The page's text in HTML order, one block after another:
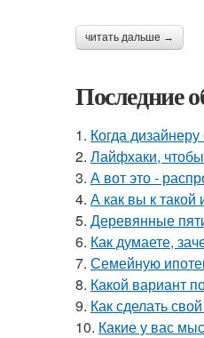
читать дальше →
Последние
1. Когда
2. Лайфхаки,
3. А вот это -
4. А как вы к такой
5. Деревянные
6. Как думаете,
7. Семейную
8. Какой вариант
9. Как сделать
10. Какие у вас